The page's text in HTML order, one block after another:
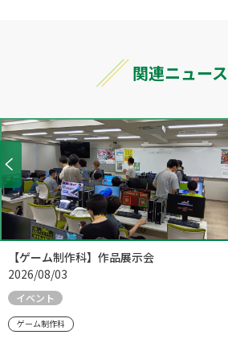
関連ニュース
【ゲーム制作科】作品展示会
2026/08/03
イベント
ゲーム制作科